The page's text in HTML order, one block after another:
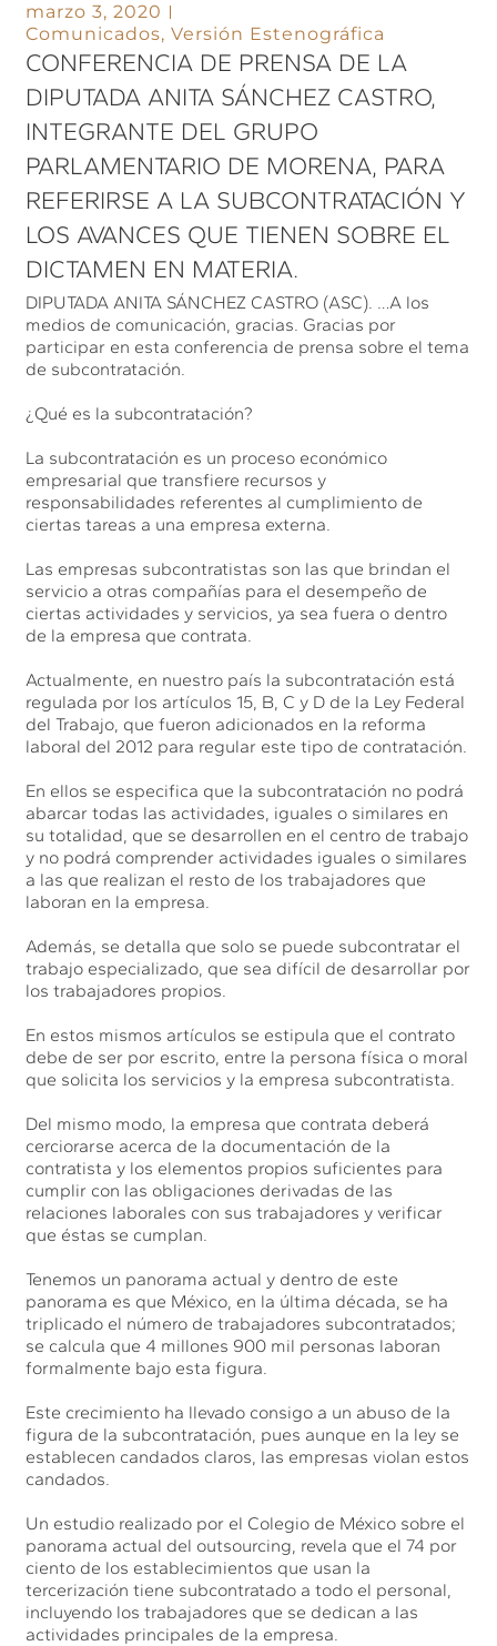
marzo 3, 2020
Comunicados,Versión Estenográfica
CONFERENCIA DE PRENSA DE LA
DIPUTADA ANITA SÁNCHEZ CASTRO,
INTEGRANTE DEL GRUPO
PARLAMENTARIO DE MORENA, PARA
REFERIRSE A LA SUBCONTRATACIÓN Y
LOS AVANCES QUE TIENEN SOBRE EL
DICTAMEN EN MATERIA.
DIPUTADA ANITA SÁNCHEZ CASTRO (ASC). …A los
medios de comunicación, gracias. Gracias por
participar en esta conferencia de prensa sobre el tema
de subcontratación.
¿Qué es la subcontratación?
La subcontratación es un proceso económico
empresarial que transfiere recursos y
responsabilidades referentes al cumplimiento de
ciertas tareas a una empresa externa.
Las empresas subcontratistas son las que brindan el
servicio a otras compañías para el desempeño de
ciertas actividades y servicios, ya sea fuera o dentro
de la empresa que contrata.
Actualmente, en nuestro país la subcontratación está
regulada por los artículos 15, B, C y D de la Ley Federal
del Trabajo, que fueron adicionados en la reforma
laboral del 2012 para regular este tipo de contratación.
En ellos se especifica que la subcontratación no podrá
abarcar todas las actividades, iguales o similares en
su totalidad, que se desarrollen en el centro de trabajo
y no podrá comprender actividades iguales o similares
a las que realizan el resto de los trabajadores que
laboran en la empresa.
Además, se detalla que solo se puede subcontratar el
trabajo especializado, que sea difícil de desarrollar por
los trabajadores propios.
En estos mismos artículos se estipula que el contrato
debe de ser por escrito, entre la persona física o moral
que solicita los servicios y la empresa subcontratista.
Del mismo modo, la empresa que contrata deberá
cerciorarse acerca de la documentación de la
contratista y los elementos propios suficientes para
cumplir con las obligaciones derivadas de las
relaciones laborales con sus trabajadores y verificar
que éstas se cumplan.
Tenemos un panorama actual y dentro de este
panorama es que México, en la última década, se ha
triplicado el número de trabajadores subcontratados;
se calcula que 4 millones 900 mil personas laboran
formalmente bajo esta figura.
Este crecimiento ha llevado consigo a un abuso de la
figura de la subcontratación, pues aunque en la ley se
establecen candados claros, las empresas violan estos
candados.
Un estudio realizado por el Colegio de México sobre el
panorama actual del outsourcing, revela que el 74 por
ciento de los establecimientos que usan la
tercerización tiene subcontratado a todo el personal,
incluyendo los trabajadores que se dedican a las
actividades principales de la empresa.